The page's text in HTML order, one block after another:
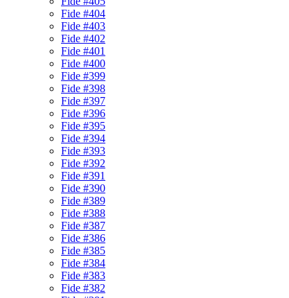
Fide #404
Fide #403
Fide #402
Fide #401
Fide #400
Fide #399
Fide #398
Fide #397
Fide #396
Fide #395
Fide #394
Fide #393
Fide #392
Fide #391
Fide #390
Fide #389
Fide #388
Fide #387
Fide #386
Fide #385
Fide #384
Fide #383
Fide #382